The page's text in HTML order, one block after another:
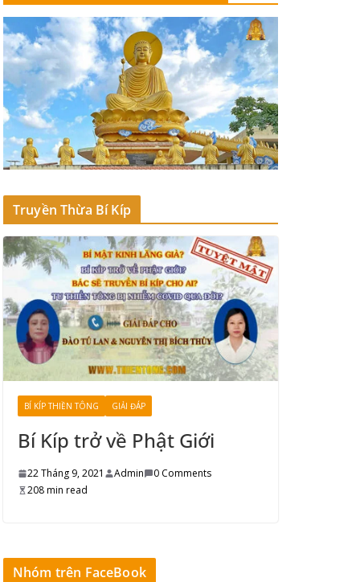
Truyền Thừa Bí Kíp
BÍ KÍP THIỀN TÔNG GIẢI ĐÁP
Bí Kíp trở về Phật Giới
22 Tháng 9, 2021 Admin
0 Comments
208 min read
Nhóm trên FaceBook